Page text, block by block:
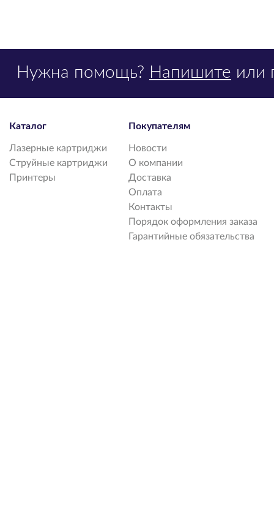
Нужна помощь? Напишите или
Каталог
Лазерные картриджи
Струйные картриджи
Принтеры
Покупателям
Новости
О компании
Доставка
Оплата
Контакты
Порядок оформления заказа
Гарантийные обязательства